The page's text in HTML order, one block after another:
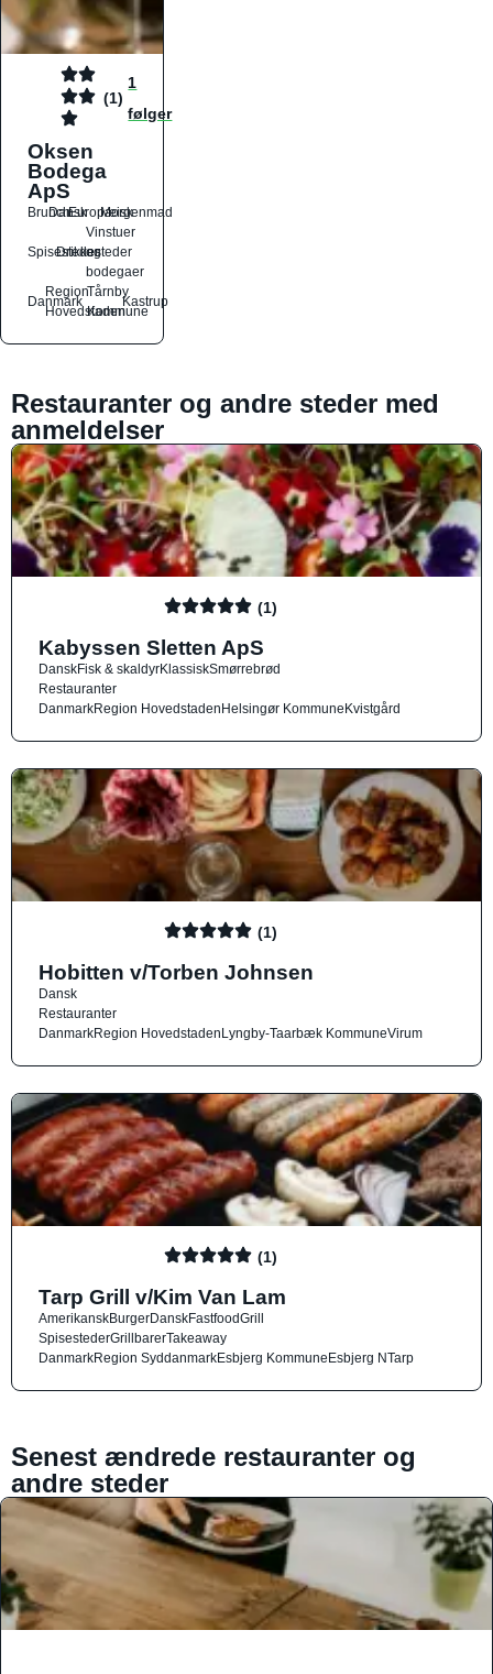
(1)
1
følger
Oksen
Bodega
ApS
Brunch
DanskEuropæiskMorgenmad
Spisesteder
Drikkesteder
Vinstuer
og
bodegaer
Danmark
Region
Hovedstaden
Tårnby
Kommune
Kastrup
Restauranter og andre steder med
anmeldelser
(1)
Kabyssen Sletten ApS
DanskFisk & skaldyrKlassiskSmørrebrød
Restauranter
DanmarkRegion HovedstadenHelsingør KommuneKvistgård
(1)
Hobitten v/Torben Johnsen
Dansk
Restauranter
DanmarkRegion HovedstadenLyngby-Taarbæk KommuneVirum
(1)
Tarp Grill v/Kim Van Lam
AmerikanskBurgerDanskFastfoodGrill
SpisestederGrillbarerTakeaway
DanmarkRegion SyddanmarkEsbjerg KommuneEsbjerg NTarp
Senest ændrede restauranter og
andre steder